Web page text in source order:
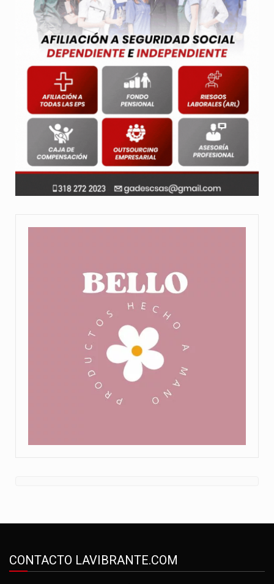
CONTACTO LAVIBRANTE.COM